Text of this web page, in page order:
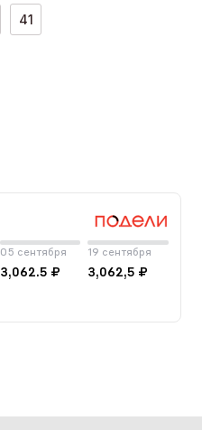
41
05 сентября
3,062.5 ₽
19 сентября
3,062,5 ₽